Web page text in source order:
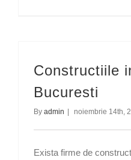
Constructiile
Bucuresti
By admin | noiembrie 14th,
Exista firme de